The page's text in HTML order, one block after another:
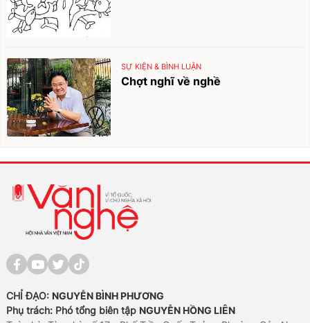
SỰ KIỆN & BÌNH LUẬN
Chợt nghĩ về nghề
CHỈ ĐẠO: NGUYỄN BÌNH PHƯƠNG
Phụ trách: Phó tổng biên tập NGUYỄN HỒNG LIÊN